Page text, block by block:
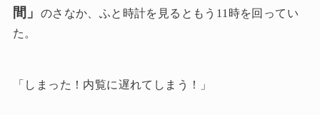
間」
のさなか、ふと時計を見るともう11時を回ってい
た。
「しまった！内覧に遅れてしまう！」